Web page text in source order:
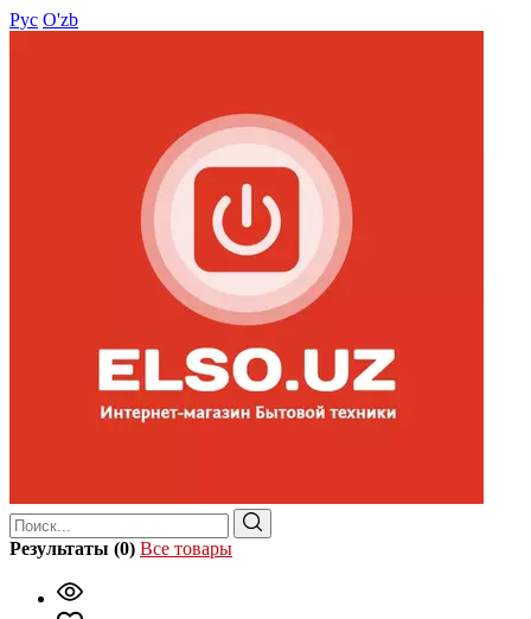
Рус O'zb
Результаты (0) Все товары